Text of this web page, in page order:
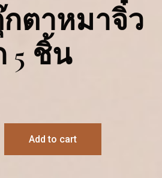
ตาหมาจิ๋ว
5 ชิ้น
Add to cart